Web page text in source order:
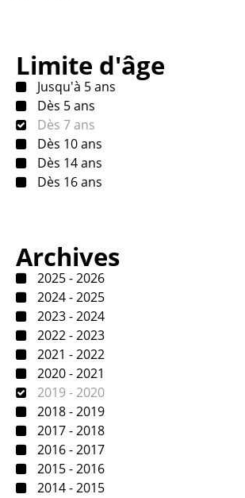
Limite d'âge
Jusqu'à 5 ans
Dès 5 ans
Dès 7 ans
Dès 10 ans
Dès 14 ans
Dès 16 ans
Archives
2025 - 2026
2024 - 2025
2023 - 2024
2022 - 2023
2021 - 2022
2020 - 2021
2019 - 2020
2018 - 2019
2017 - 2018
2016 - 2017
2015 - 2016
2014 - 2015